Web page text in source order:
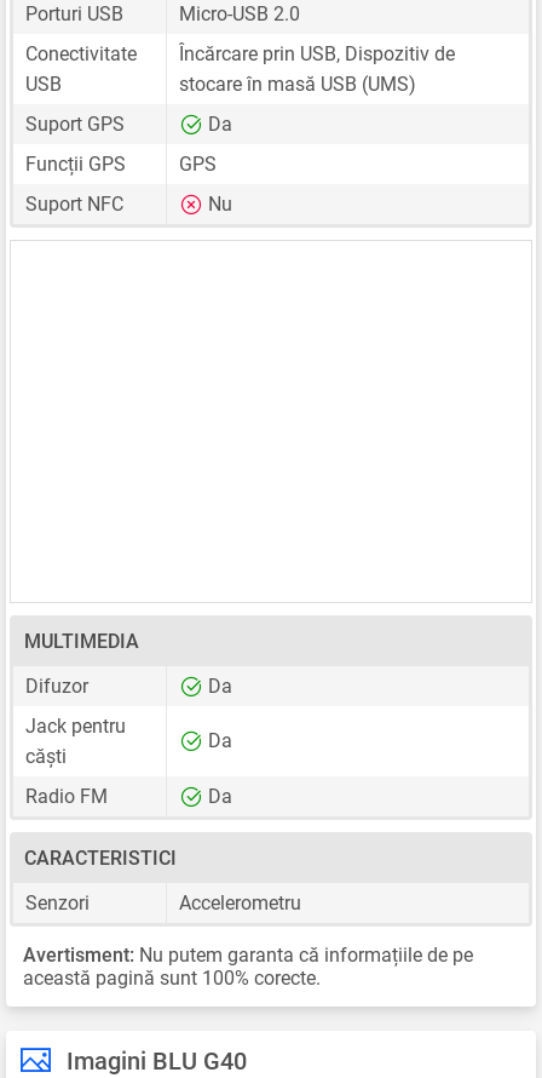
Porturi USB
Micro-USB 2.0
Conectivitate
USB
Încărcare prin USB, Dispozitiv de
stocare în masă USB (UMS)
Suport GPS
Da
Funcții GPS
GPS
Suport NFC
Nu
MULTIMEDIA
Difuzor
Da
Jack pentru
căști
Da
Radio FM Da
CARACTERISTICI
Senzori
Accelerometru
Avertisment: Nu putem garanta că informațiile de pe
această pagină sunt 100% corecte.
Imagini BLU G40